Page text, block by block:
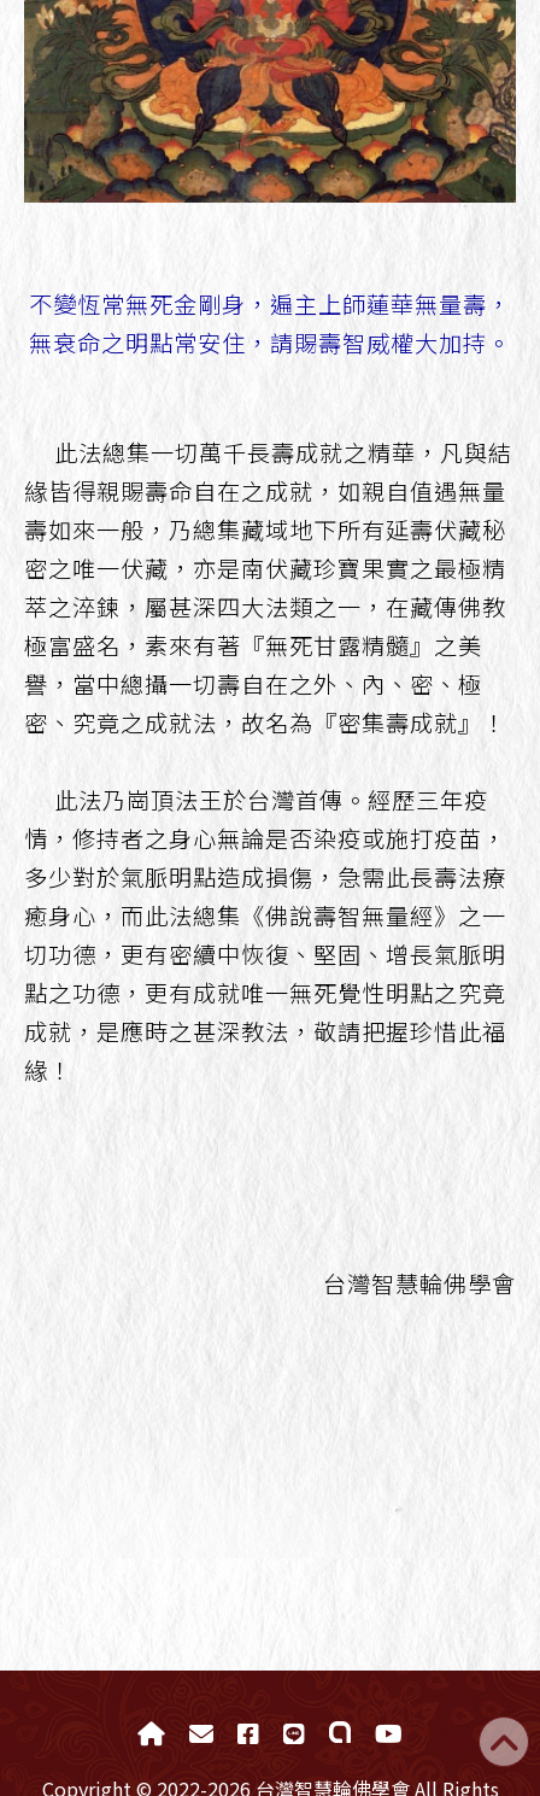
不變恆常無死金剛身，遍主上師蓮華無量壽，
無衰命之明點常安住，請賜壽智威權大加持。
此法總集一切萬千長壽成就之精華，凡與結
緣皆得親賜壽命自在之成就，如親自值遇無量
壽如來一般，乃總集藏域地下所有延壽伏藏秘
密之唯一伏藏，亦是南伏藏珍寶果實之最極精
萃之淬鍊，屬甚深四大法類之一，在藏傳佛教
極富盛名，素來有著『無死甘露精髓』之美
譽，當中總攝一切壽自在之外、內、密、極
密、究竟之成就法，故名為『密集壽成就』！
此法乃崗頂法王於台灣首傳。經歷三年疫
情，修持者之身心無論是否染疫或施打疫苗，
多少對於氣脈明點造成損傷，急需此長壽法療
癒身心，而此法總集《佛說壽智無量經》之一
切功德，更有密續中恢復、堅固、增長氣脈明
點之功德，更有成就唯一無死覺性明點之究竟
成就，是應時之甚深教法，敬請把握珍惜此福
緣！
台灣智慧輪佛學會
Copyright © 2022-2026 台灣智慧輪佛學會 All Rights